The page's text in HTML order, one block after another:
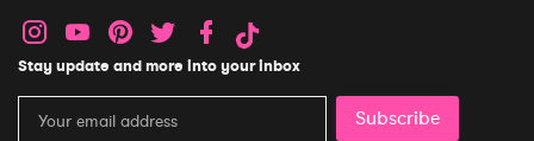
Stay update and more into your inbox
Subscribe